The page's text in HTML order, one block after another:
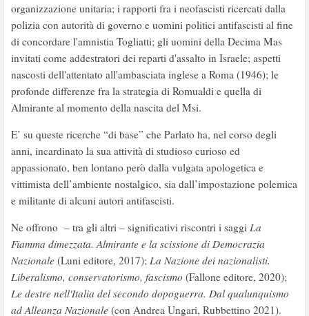
organizzazione unitaria; i rapporti fra i neofascisti ricercati dalla
polizia con autorità di governo e uomini politici antifascisti al fine
di concordare l'amnistia Togliatti; gli uomini della Decima Mas
invitati come addestratori dei reparti d'assalto in Israele; aspetti
nascosti dell'attentato all'ambasciata inglese a Roma (1946); le
profonde differenze fra la strategia di Romualdi e quella di
Almirante al momento della nascita del Msi.
E’ su queste ricerche “di base” che Parlato ha, nel corso degli
anni, incardinato la sua attività di studioso curioso ed
appassionato, ben lontano però dalla vulgata apologetica e
vittimista dell’ambiente nostalgico, sia dall’impostazione polemica
e militante di alcuni autori antifascisti.
Ne offrono – tra gli altri – significativi riscontri i saggi La
Fiamma dimezzata. Almirante e la scissione di Democrazia
Nazionale (Luni editore, 2017); La Nazione dei nazionalisti.
Liberalismo, conservatorismo, fascismo (Fallone editore, 2020);
Le destre nell'Italia del secondo dopoguerra. Dal qualunquismo
ad Alleanza Nazionale (con Andrea Ungari, Rubbettino 2021).